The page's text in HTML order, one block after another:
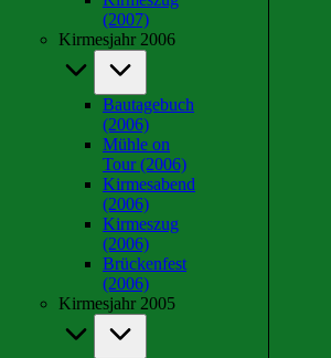
(2007)
Kirmesjahr 2006
Bautagebuch
(2006)
Mühle on
Tour (2006)
Kirmesabend
(2006)
Kirmeszug
(2006)
Brückenfest
(2006)
Kirmesjahr 2005